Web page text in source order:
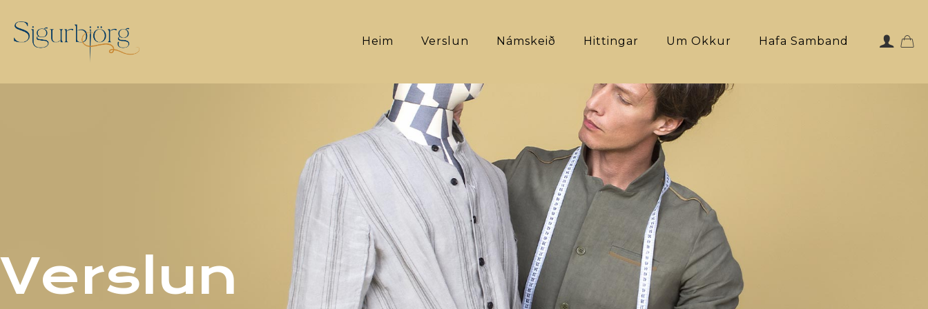
Heim Verslun Námskeið Hittingar Um Okkur Hafa Samband
Verslun